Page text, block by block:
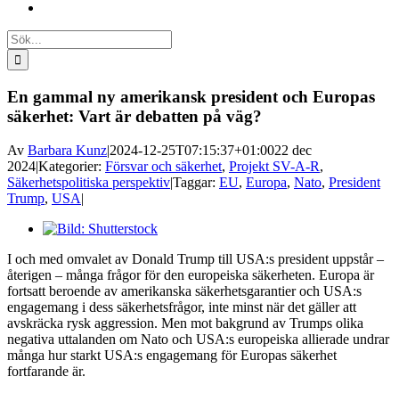
Sök
efter:
En gammal ny amerikansk president och Europas
säkerhet: Vart är debatten på väg?
Av Barbara Kunz|2024-12-25T07:15:37+01:0022 dec
2024|Kategorier: Försvar och säkerhet, Projekt SV-A-R,
Säkerhetspolitiska perspektiv|Taggar: EU, Europa, Nato, President
Trump, USA|
Visa
bild
I och med omvalet av Donald Trump till USA:s president uppstår –
återigen – många frågor för den europeiska säkerheten. Europa är
fortsatt beroende av amerikanska säkerhetsgarantier och USA:s
engagemang i dess säkerhetsfrågor, inte minst när det gäller att
avskräcka rysk aggression. Men mot bakgrund av Trumps olika
negativa uttalanden om Nato och USA:s europeiska allierade undrar
många hur starkt USA:s engagemang för Europas säkerhet
fortfarande är.